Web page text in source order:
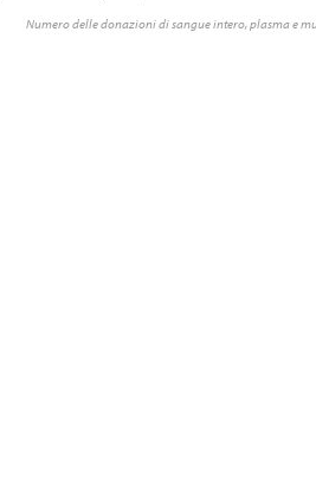
Numero delle donazioni di sangue intero, plasma e